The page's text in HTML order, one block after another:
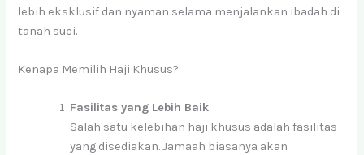
lebih eksklusif dan nyaman selama menjalankan ibadah di
tanah suci.
Kenapa Memilih Haji Khusus?
Fasilitas yang Lebih Baik
Salah satu kelebihan haji khusus adalah fasilitas
yang disediakan. Jamaah biasanya akan